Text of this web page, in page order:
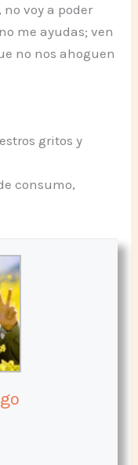
voy a poder
me ayudas; ven
no nos ahoguen
gritos y
consumo,